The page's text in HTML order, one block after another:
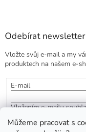
Můžeme pracovat s
Odebírat newsletter
Vložte svůj e-mail a my
produktech na našem e-
E-mail
Vložením e-mailu
údajů